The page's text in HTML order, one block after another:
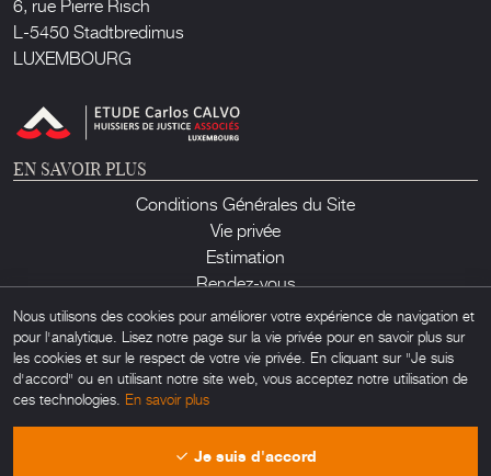
L-5450 Stadtbredimus
LUXEMBOURG
EN SAVOIR PLUS
Conditions Générales du Site
Vie privée
Estimation
Rendez-vous
Contact
matériel trouvé sur ce site est interdite. Powered by
Nous utilisons des cookies pour améliorer votre expérience de navigation et
pour l'analytique. Lisez notre page sur la vie privée pour en savoir plus sur
les cookies et sur le respect de votre vie privée. En cliquant sur "Je suis
d'accord" ou en utilisant notre site web, vous acceptez notre utilisation de
ces technologies. En savoir plus
Je suis d'accord